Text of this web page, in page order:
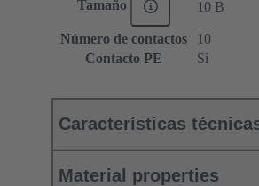
Tamaño 10 B
Número de contactos
10
Contacto PE
Sí
Características
Material properties